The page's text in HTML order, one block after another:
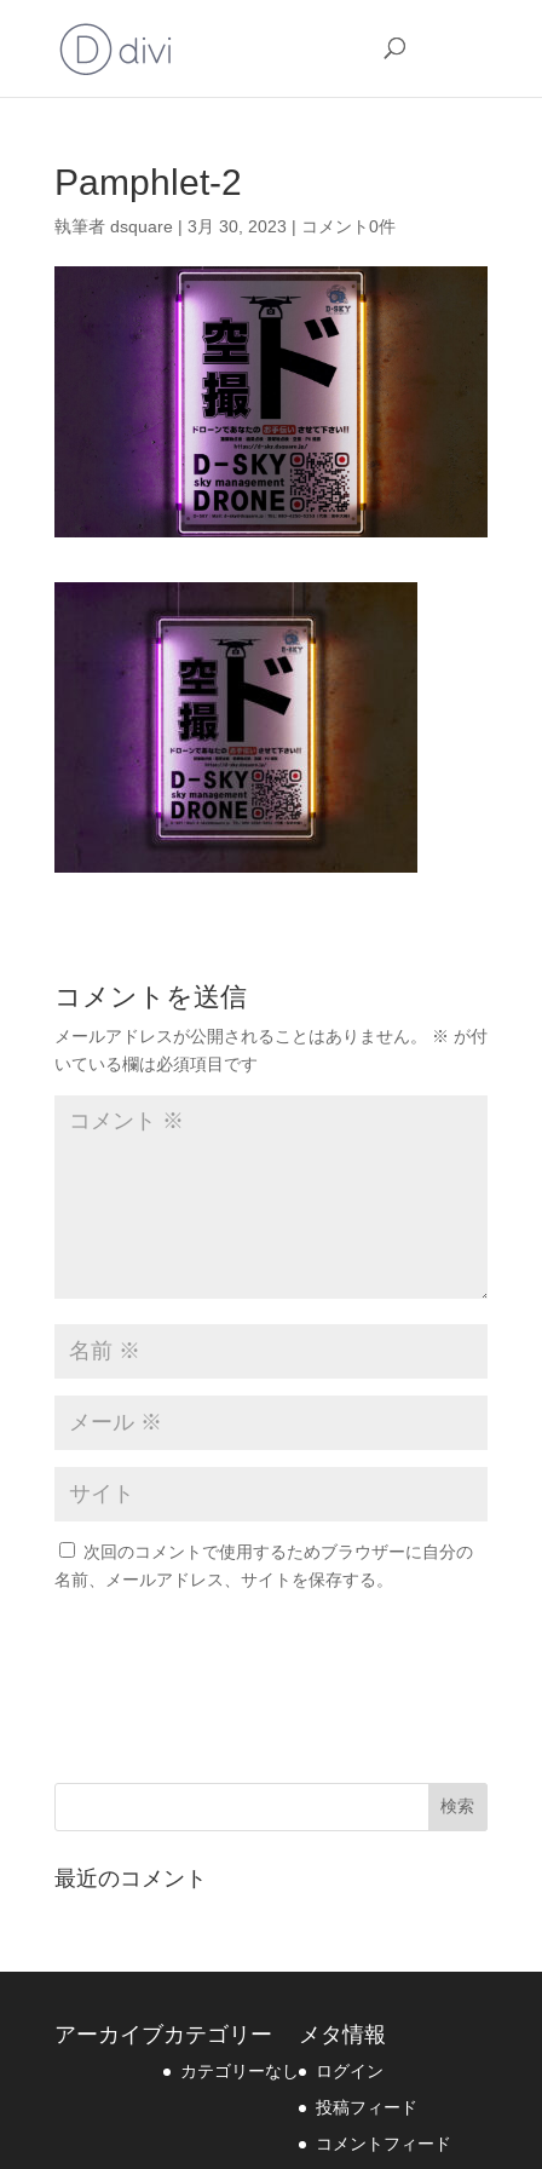
Pamphlet-2
執筆者 dsquare | 3月 30, 2023 | コメント0件
コメントを送信
メールアドレスが公開されることはありません。 ※ が付
いている欄は必須項目です
次回のコメントで使用するためブラウザーに自分の
名前、メールアドレス、サイトを保存する。
最近のコメント
アーカイブカテゴリー
カテゴリーなし
メタ情報
ログイン
投稿フィード
コメントフィード